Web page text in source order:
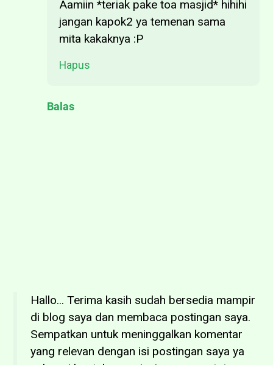
Aamiin *teriak pake toa masjid* hihihi
jangan kapok2 ya temenan sama
mita kakaknya :P
Hapus
Balas
Hallo... Terima kasih sudah bersedia mampir
di blog saya dan membaca postingan saya.
Sempatkan untuk meninggalkan komentar
yang relevan dengan isi postingan saya ya